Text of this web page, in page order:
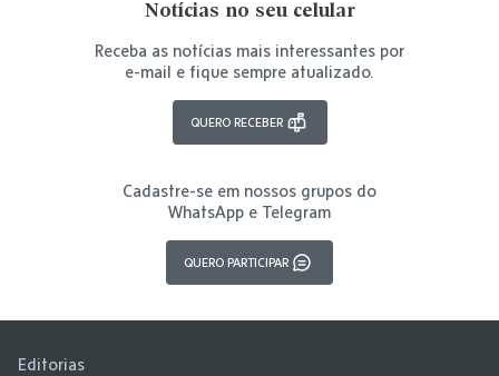
Notícias no seu celular
Receba as notícias mais interessantes por
e-mail e fique sempre atualizado.
QUERO RECEBER
Cadastre-se em nossos grupos do
WhatsApp e Telegram
QUERO PARTICIPAR
Editorias